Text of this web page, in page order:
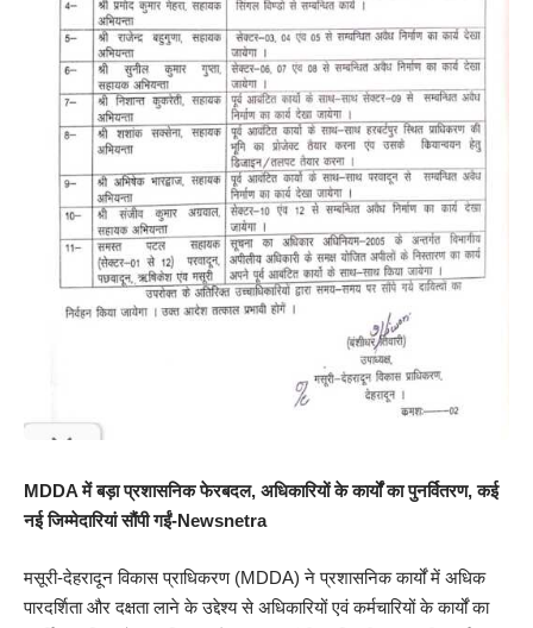
MDDA में बड़ा प्रशासनिक फेरबदल, अधिकारियों के कार्यों का पुनर्वितरण, कई
नई जिम्मेदारियां सौंपी गईं-Newsnetra
मसूरी-देहरादून विकास प्राधिकरण (MDDA) ने प्रशासनिक कार्यों में अधिक
पारदर्शिता और दक्षता लाने के उद्देश्य से अधिकारियों एवं कर्मचारियों के कार्यों का